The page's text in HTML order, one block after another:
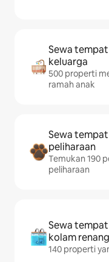
Sewa
keluarga
500 properti
ramah anak
Sewa
peliharaan
Temukan 190
peliharaan
Sewa
kolam renang
140 properti